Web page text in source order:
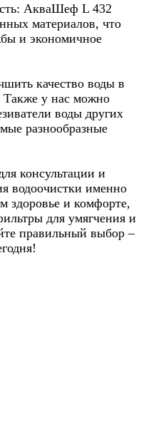
АкваШеф L 432
материалов, что
и экономичное
качество воды в
у нас можно
воды других
разнообразные
консультации и
водоочистки именно
здоровье и комфорте,
для умягчения и
правильный выбор –